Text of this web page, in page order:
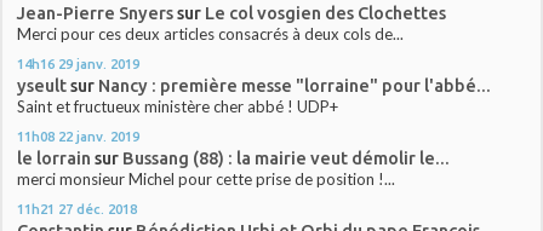
Jean-Pierre Snyerssur Le col vosgien des Clochettes
Merci pour ces deux articles consacrés à deux cols de...
14h16 29 janv. 2019
yseultsur Nancy : première messe "lorraine" pour l'abbé...
Saint et fructueux ministère cher abbé ! UDP+
11h08 22 janv. 2019
le lorrain sur Bussang (88) : la mairie veut démolir le...
merci monsieur Michel pour cette prise de position !...
11h21 27 déc. 2018